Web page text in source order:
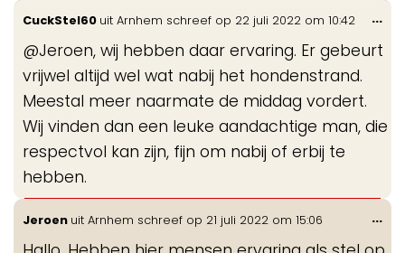
CuckStel60 uit Arnhem schreef op 22 juli 2022 om 10:42
@Jeroen, wij hebben daar ervaring. Er gebeurt
vrijwel altijd wel wat nabij het hondenstrand.
Meestal meer naarmate de middag vordert.
Wij vinden dan een leuke aandachtige man, die
respectvol kan zijn, fijn om nabij of erbij te
hebben.
...
Jeroen uit Arnhem schreef op 21 juli 2022 om 15:06 ...